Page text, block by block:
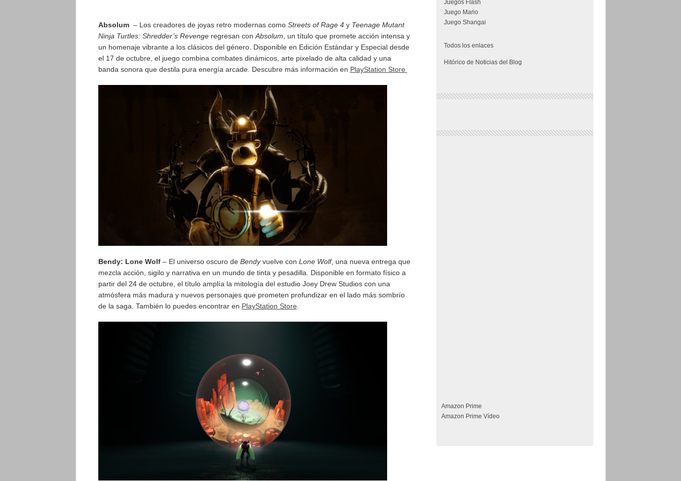
Absolum – Los creadores de joyas retro modernas como Streets of Rage 4y Teenage Mutant
Ninja Turtles: Shredder’s Revengeregresan con Absolum , un título que promete acción intensa y
un homenaje vibrante a los clásicos del género. Disponible en Edición Estándar y Especial desde
el 17 de octubre, el juego combina combates dinámicos, arte pixelado de alta calidad y una
banda sonora que destila pura energía arcade. Descubre más información en PlayStation Store
Bendy: Lone Wolf– El universo oscuro de Bendyvuelve con Lone Wolf, una nueva entrega que
mezcla acción, sigilo y narrativa en un mundo de tinta y pesadilla. Disponible en formato físico a
partir del 24 de octubre, el título amplía la mitología del estudio Joey Drew Studios con una
atmósfera más madura y nuevos personajes que prometen profundizar en el lado más sombrío
de la saga. También lo puedes encontrar en PlayStation Store
Juegos Flash
Juego Mario
Juego Shangai
Todos los enlaces
Hitórico de Noticias del Blog
Amazon Prime
Amazon Prime Vídeo